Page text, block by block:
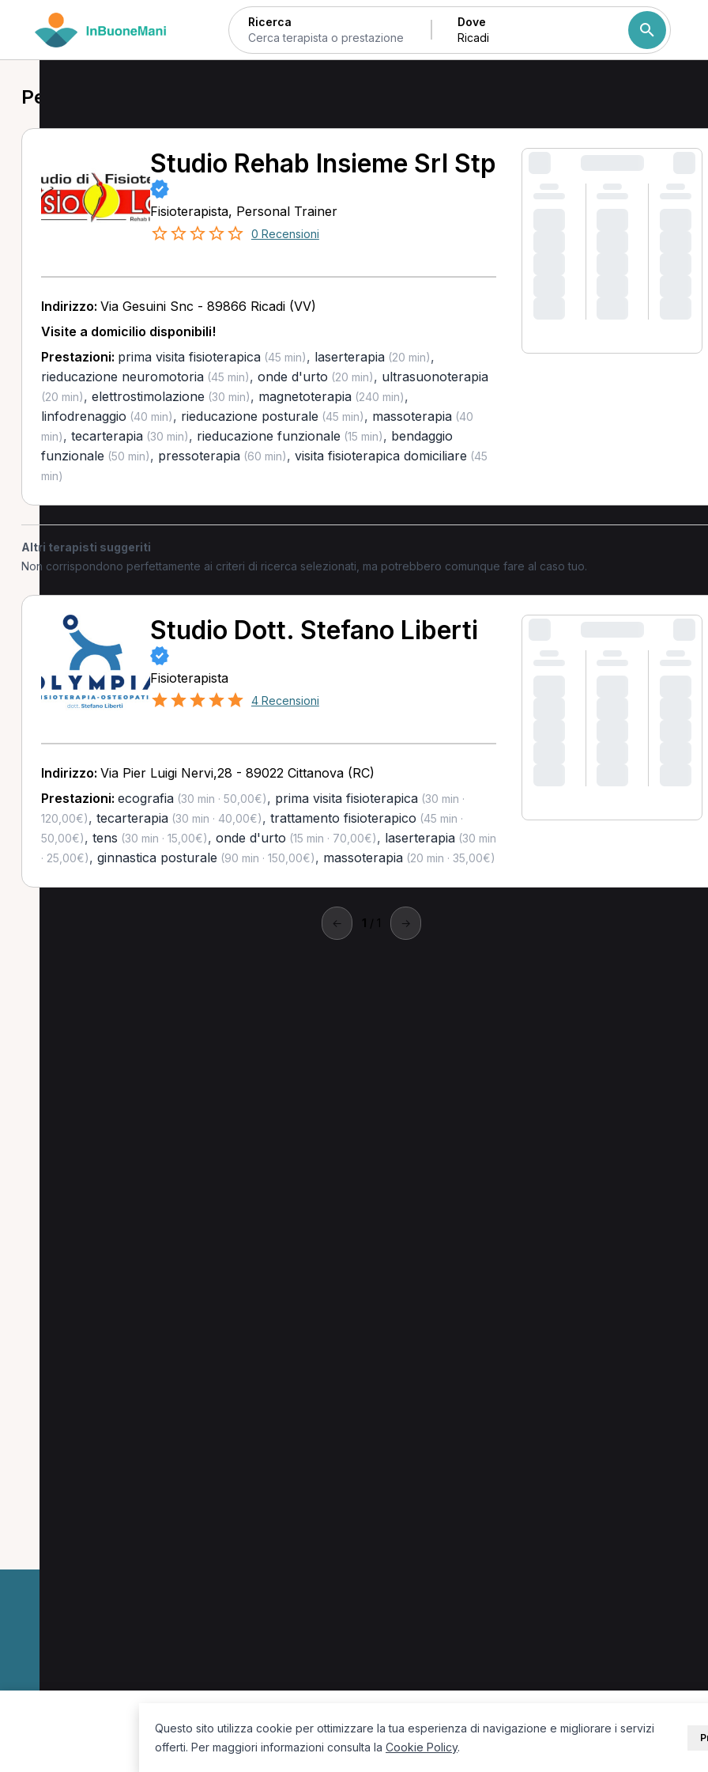
Ricerca Dove
Personal Trainer a Ricadi
Studio Rehab Insieme Srl Stp
Fisioterapista, Personal Trainer
0 Recensioni
Indirizzo: Via Gesuini Snc - 89866 Ricadi (VV)
Visite a domicilio disponibili!
Prestazioni: prima visita fisioterapica(45 min), laserterapia(20 min),
rieducazione neuromotoria(45 min), onde d'urto (20 min), ultrasuonoterapia
(20 min), elettrostimolazione (30 min), magnetoterapia(240 min),
linfodrenaggio (40 min), rieducazione posturale (45 min), massoterapia(40
min), tecarterapia(30 min), rieducazione funzionale (15 min), bendaggio
funzionale (50 min), pressoterapia(60 min), visita fisioterapica domiciliare (45
min)
Altri terapisti suggeriti
Non corrispondono perfettamente ai criteri di ricerca selezionati, ma potrebbero comunque fare al caso tuo.
Studio Dott. Stefano Liberti
Fisioterapista
4 Recensioni
Indirizzo: Via Pier Luigi Nervi,28 - 89022 Cittanova (RC)
Prestazioni: ecografia(30 min · 50,00€), prima visita fisioterapica(30 min ·
120,00€), tecarterapia(30 min · 40,00€), trattamento fisioterapico (45 min ·
50,00€), tens (30 min · 15,00€), onde d'urto (15 min · 70,00€), laserterapia(30 min
· 25,00€), ginnastica posturale (90 min · 150,00€), massoterapia(20 min · 35,00€)
← 1 / 1 →
Questo sito utilizza cookie per ottimizzare la tua esperienza di navigazione e migliorare i servizi
offerti. Per maggiori informazioni consulta la Cookie Policy.